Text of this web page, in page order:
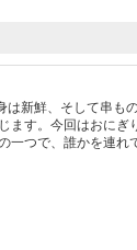
新鮮、そして串も
ます。今回はおに
一つで、誰かを連れ